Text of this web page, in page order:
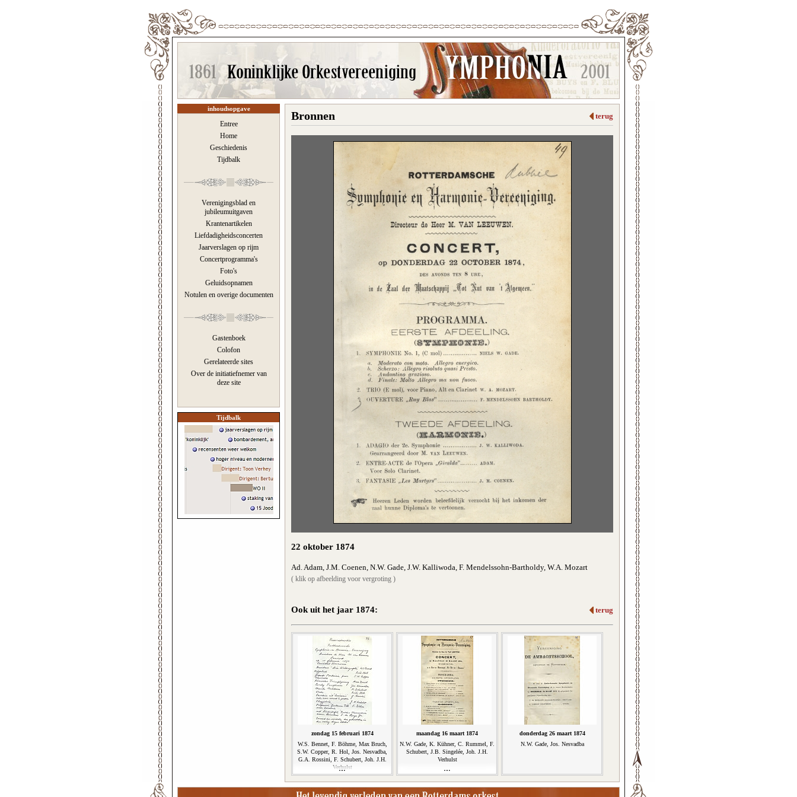
inhoudsopgave
Entree
Home
Geschiedenis
Tijdbalk
Verenigingsblad en
jubileumuitgaven
Krantenartikelen
Liefdadigheidsconcerten
Jaarverslagen op rijm
Concertprogramma's
Foto's
Geluidsopnamen
Notulen en overige documenten
Gastenboek
Colofon
Gerelateerde sites
Over de initiatiefnemer van
deze site
Tijdbalk
terug
Bronnen
22 oktober 1874
Ad. Adam, J.M. Coenen, N.W. Gade, J.W. Kalliwoda, F. Mendelssohn-Bartholdy, W.A. Mozart
( klik op afbeelding voor vergroting )
terug
Ook uit het jaar 1874:
zondag 15 februari 1874
W.S. Bennet, F. Böhme, Max Bruch,
S.W. Copper, R. Hol, Jos. Nesvadba,
G.A. Rossini, F. Schubert, Joh. J.H.
Verhulst
maandag 16 maart 1874
N.W. Gade, K. Kühner, C. Rummel, F.
Schubert, J.B. Singelée, Joh. J.H.
Verhulst
donderdag 26 maart 1874
N.W. Gade, Jos. Nesvadba